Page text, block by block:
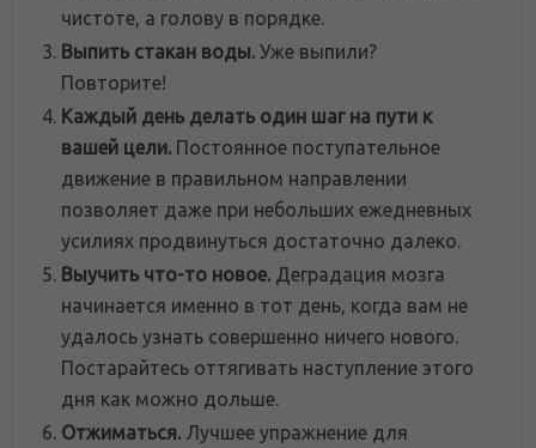
чистоте, а голову в порядке.
Выпить стакан воды. Уже выпили?
Повторите!
Каждый день делать один шаг на пути к
вашей цели. Постоянное поступательное
движение в правильном направлении
позволяет даже при небольших ежедневных
усилиях продвинуться достаточно далеко.
Выучить что-то новое. Деградация мозга
начинается именно в тот день, когда вам не
удалось узнать совершенно ничего нового.
Постарайтесь оттягивать наступление этого
дня как можно дольше.
Отжиматься. Лучшее упражнение для